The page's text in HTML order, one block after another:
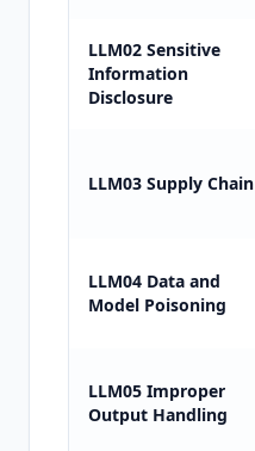
LLM02 Sensitive
Information
Disclosure
LLM03 Supply Chain
LLM04 Data and
Model Poisoning
LLM05 Improper
Output Handling